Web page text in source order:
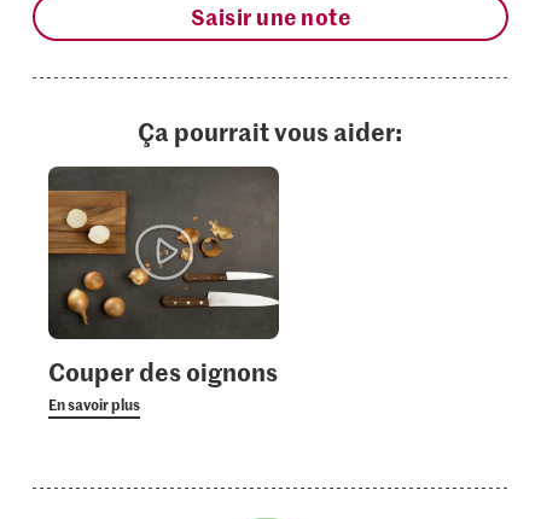
Saisir une note
Ça pourrait vous aider:
Couper des oignons
En savoir plus